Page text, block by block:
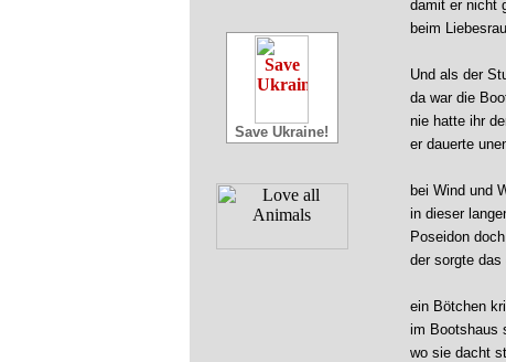
Save Ukraine!
damit er nicht
beim
Und als der
da war die
nie hatte ihr
er dauerte
bei Wind und
in dieser
Poseidon
der sorgte
ein Bötchen
im Bootshaus
wo sie dacht